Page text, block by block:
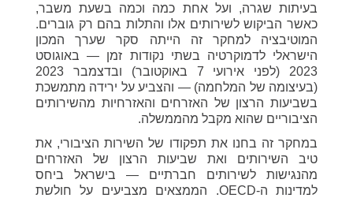
בעיתות שגרה, ועל אחת כמה וכמה בשעת משבר,
כאשר הביקוש לשירותים אלו והתלות בהם רק גוברים.
המוטיבציה למחקר זה הייתה סקר שערך המכון
הישראלי לדמוקרטיה בשתי נקודות זמן — באוגוסט
2023 (לפני אירועי 7 באוקטובר) ובדצמבר 2023
(בעיצומה של המלחמה) — והצביע על ירידה מתמשכת
בשביעות הרצון של האזרחים והאזרחיות מהשירותים
הציבוריים שהוא מקבל מהממשלה.
במחקר זה בחנו את תפקודו של השירות הציבורי, את
טיב השירותים ואת שביעות הרצון של האזרחים
מהנגישות לשירותים חברתיים — בישראל ביחס
למדינות ה-OECD. הממצאים מצביעים על חולשת